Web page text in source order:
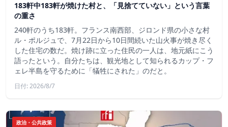
183軒中183軒が焼けた村と、「見捨てていない」という言葉
の重さ
240軒のうち183軒。フランス南西部、ジロンド県の小さな村
ル・ポルジュで、7月22日から10日間続いた山火事が焼き尽く
した住宅の数だ。焼け跡に立った住民の一人は、地元紙にこう
語ったという。自分たちは、観光地として知られるカップ・フ
ェレ半島を守るために「犠牲にされた」のだと。
日付: 2026/8/7
政治・公共政策